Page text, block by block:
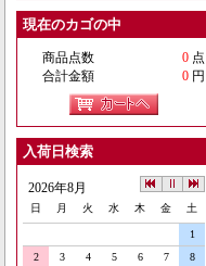
現在のカゴの中
商品点数 0 点
合計金額
0 円
入荷日検索
2026年8月
日 月 火 水 木 金 土
1
2
3 4 5 6 7
8